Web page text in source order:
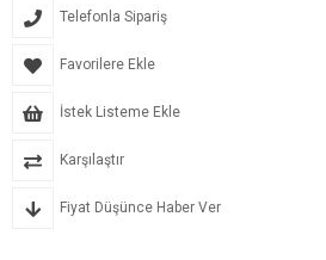
Telefonla Sipariş
Favorilere Ekle
İstek Listeme Ekle
Karşılaştır
Fiyat Düşünce Haber Ver